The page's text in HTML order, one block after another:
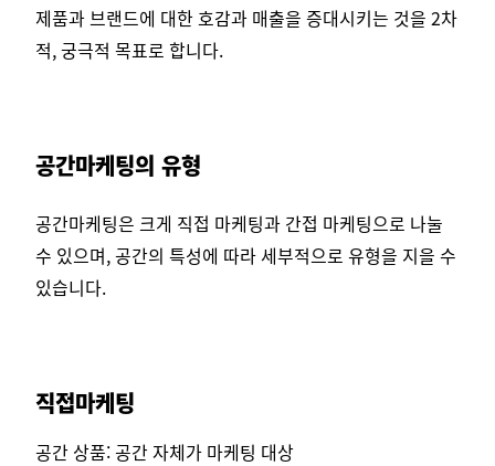
제품과 브랜드에 대한 호감과 매출을 증대시키는 것을 2차
적, 궁극적 목표로 합니다.
공간마케팅의 유형
공간마케팅은 크게 직접 마케팅과 간접 마케팅으로 나눌
수 있으며, 공간의 특성에 따라 세부적으로 유형을 지을 수
있습니다.
직접마케팅
공간 상품: 공간 자체가 마케팅 대상